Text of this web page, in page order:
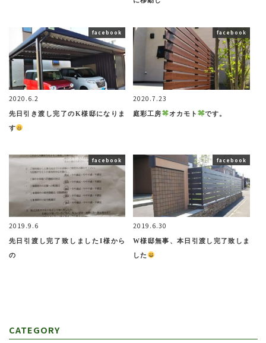
facebook
2020.6.2
先日引き渡し完了のK様邸になりま
す
facebook
2020.7.23
庭彩工房 オカモト です。
facebook
2019.9.6
先日引渡し完了致しましたI様から
の
facebook
2019.6.30
W様邸無事、本日引渡し完了致しま
した
CATEGORY